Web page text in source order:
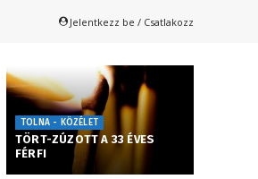
Jelentkezz be / Csatlakozz
TOLNA - KÖZÉLET
TÖRT-ZÚZOTT A 33 ÉVES
FÉRFI